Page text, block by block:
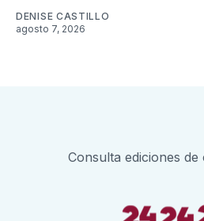
DENISE CASTILLO
agosto 7, 2026
Consulta ediciones de